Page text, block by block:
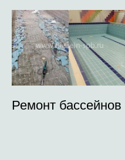
Ремонт бассейнов